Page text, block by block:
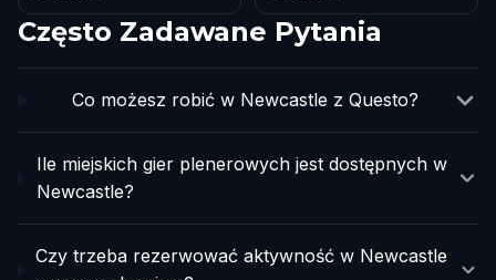
Często Zadawane Pytania
Co możesz robić w Newcastle z Questo?
Ile miejskich gier plenerowych jest dostępnych w
Newcastle?
Czy trzeba rezerwować aktywność w Newcastle